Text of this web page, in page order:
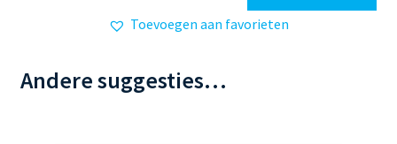
heeft
variaties.
Deze
Toevoegen aan favorieten
Andere suggesties…